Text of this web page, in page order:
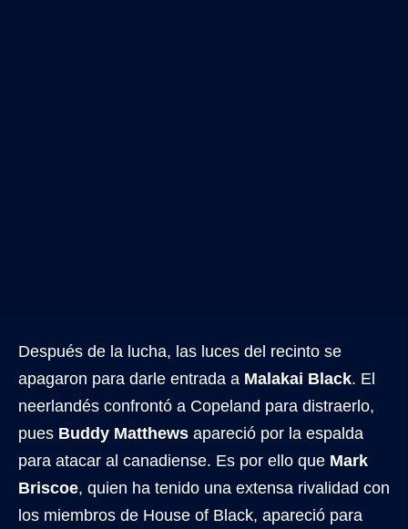
Después de la lucha, las luces del recinto se
apagaron para darle entrada a Malakai Black. El
neerlandés confrontó a Copeland para distraerlo,
pues Buddy Matthews apareció por la espalda
para atacar al canadiense. Es por ello que Mark
Briscoe, quien ha tenido una extensa rivalidad con
los miembros de House of Black, apareció para